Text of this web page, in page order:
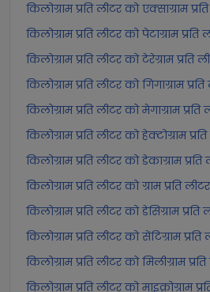
किलोग्राम प्रति लीटर को एक्साग्राम
किलोग्राम प्रति लीटर को पेटाग्राम
किलोग्राम प्रति लीटर को टेरेग्राम प्रति
किलोग्राम प्रति लीटर को गिगाग्राम
किलोग्राम प्रति लीटर को मेगाग्राम
किलोग्राम प्रति लीटर को हेक्टोग्राम
किलोग्राम प्रति लीटर को डेकाग्राम
किलोग्राम प्रति लीटर को ग्राम प्रति
किलोग्राम प्रति लीटर को डेसिग्राम
किलोग्राम प्रति लीटर को सेंटिग्राम
किलोग्राम प्रति लीटर को मिलीग्राम
किलोग्राम प्रति लीटर को माइक्रोग्राम